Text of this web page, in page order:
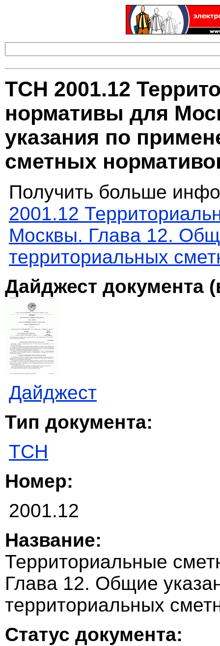
ТСН 2001.12
нормативы для
указания по
сметных
Получить больше
2001.12
Москвы. Глава 12.
территориальных
Дайджест документа
Дайджест
Тип документа:
ТСН
Номер:
2001.12
Название:
Территориальные
Глава 12. Общие
территориальных
Статус документа: